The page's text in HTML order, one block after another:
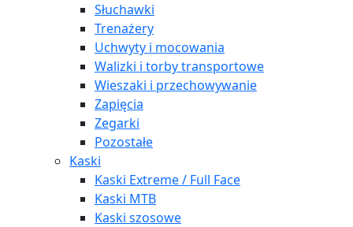
Słuchawki
Trenażery
Uchwyty i mocowania
Walizki i torby transportowe
Wieszaki i przechowywanie
Zapięcia
Zegarki
Pozostałe
Kaski
Kaski Extreme / Full Face
Kaski MTB
Kaski szosowe